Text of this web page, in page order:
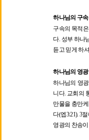
하나님의 구속
구속의 목적
다. 성부 하나
듣고 믿게 하
하나님의 영광
하나님의 영
니다. 교회의
만물을 충만
다(엡3:21). 3
영광의 찬송